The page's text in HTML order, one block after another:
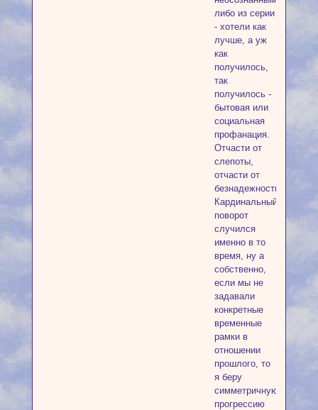
либо из серии
- хотели как
лучше, а уж
как
получилось,
так
получилось -
бытовая или
социальная
профанация.
Отчасти от
слепоты,
отчасти от
безнадежности.
Кардинальный
поворот
случился
именно в то
время, ну а
собственно,
если мы не
задавали
конкретные
временные
рамки в
отношении
прошлого, то
я беру
симметричную
прогрессию